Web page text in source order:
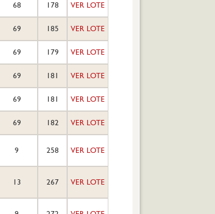
68 178 VER LOTE
69 185 VER LOTE
69 179 VER LOTE
69 181 VER LOTE
69 181 VER LOTE
69 182 VER LOTE
9 258 VER LOTE
13 267 VER LOTE